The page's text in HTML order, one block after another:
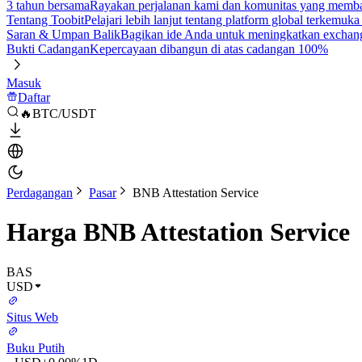
3 tahun bersamaRayakan perjalanan kami dan komunitas yang
Tentang ToobitPelajari lebih lanjut tentang platform global terkemuka
Saran & Umpan BalikBagikan ide Anda untuk meningkatkan
Bukti CadanganKepercayaan dibangun di atas cadangan 100%
Masuk
Daftar
🔥BTC/USDT
Perdagangan Pasar BNB Attestation Service
Harga BNB Attestation Service
BAS
USD
Situs Web
Buku Putih